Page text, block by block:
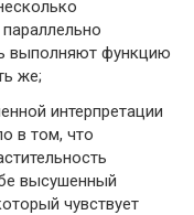
выполняют функцию
же;
интерпретации
в том, что
высушенный
чувствует